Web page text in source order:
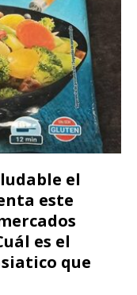
el
este
es el
que